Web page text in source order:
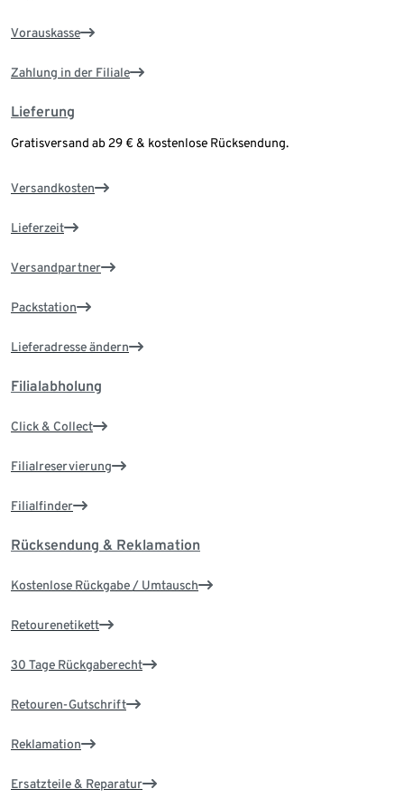
Vorauskasse
Zahlung in der Filiale
Lieferung
Gratisversand ab 29 € & kostenlose Rücksendung.
Versandkosten
Lieferzeit
Versandpartner
Packstation
Lieferadresse ändern
Filialabholung
Click & Collect
Filialreservierung
Filialfinder
Rücksendung & Reklamation
Kostenlose Rückgabe / Umtausch
Retourenetikett
30 Tage Rückgaberecht
Retouren-Gutschrift
Reklamation
Ersatzteile & Reparatur